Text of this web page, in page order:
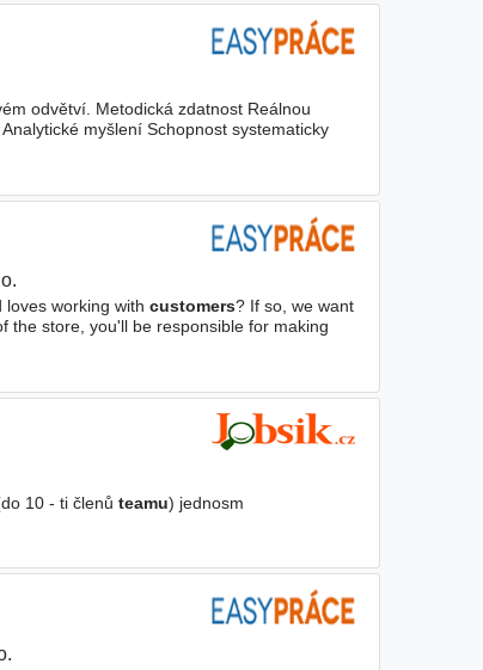
odvětví. Metodická zdatnost Reálnou
myšlení Schopnost systematicky
working with customers? If so, we want
the store, you'll be responsible for making
10 - ti členů teamu) jednosm